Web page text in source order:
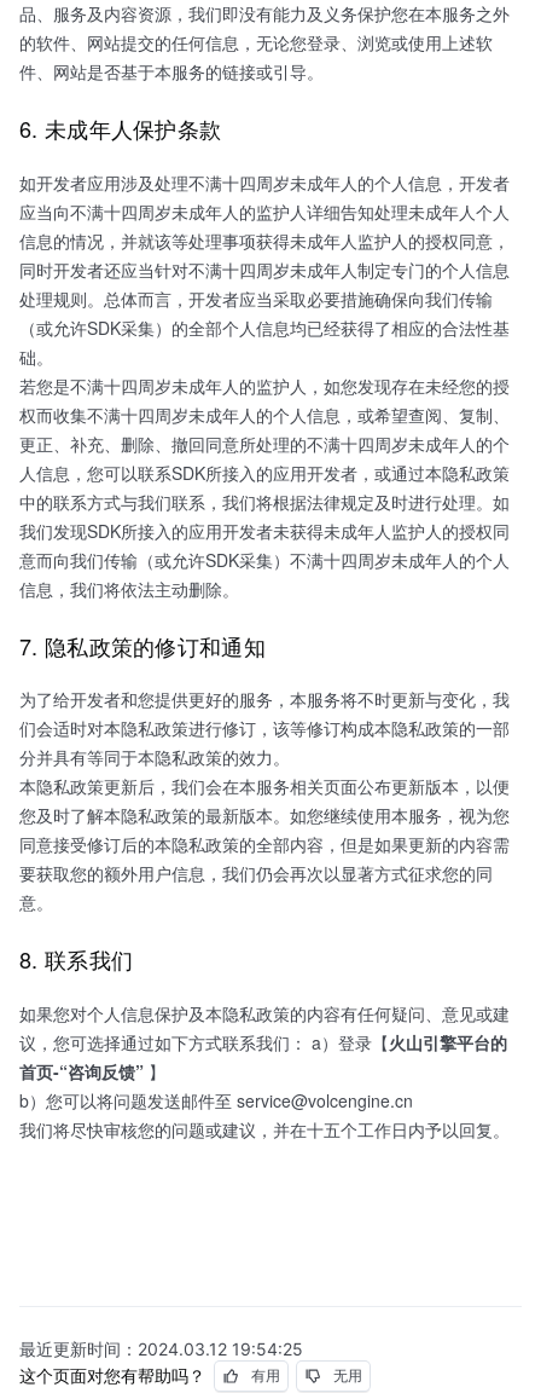
品、服务及内容资源，我们即没有能力及义务保护您在本服务之外
的软件、网站提交的任何信息，无论您登录、浏览或使用上述软
件、网站是否基于本服务的链接或引导。
6. 未成年人保护条款
如开发者应用涉及处理不满十四周岁未成年人的个人信息，开发者
应当向不满十四周岁未成年人的监护人详细告知处理未成年人个人
信息的情况，并就该等处理事项获得未成年人监护人的授权同意，
同时开发者还应当针对不满十四周岁未成年人制定专门的个人信息
处理规则。总体而言，开发者应当采取必要措施确保向我们传输
（或允许SDK采集）的全部个人信息均已经获得了相应的合法性基
础。
若您是不满十四周岁未成年人的监护人，如您发现存在未经您的授
权而收集不满十四周岁未成年人的个人信息，或希望查阅、复制、
更正、补充、删除、撤回同意所处理的不满十四周岁未成年人的个
人信息，您可以联系SDK所接入的应用开发者，或通过本隐私政策
中的联系方式与我们联系，我们将根据法律规定及时进行处理。如
我们发现SDK所接入的应用开发者未获得未成年人监护人的授权同
意而向我们传输（或允许SDK采集）不满十四周岁未成年人的个人
信息，我们将依法主动删除。
7. 隐私政策的修订和通知
为了给开发者和您提供更好的服务，本服务将不时更新与变化，我
们会适时对本隐私政策进行修订，该等修订构成本隐私政策的一部
分并具有等同于本隐私政策的效力。
本隐私政策更新后，我们会在本服务相关页面公布更新版本，以便
您及时了解本隐私政策的最新版本。如您继续使用本服务，视为您
同意接受修订后的本隐私政策的全部内容，但是如果更新的内容需
要获取您的额外用户信息，我们仍会再次以显著方式征求您的同
意。
8. 联系我们
如果您对个人信息保护及本隐私政策的内容有任何疑问、意见或建
议，您可选择通过如下方式联系我们： a）登录【火山引擎平台的
首页-“咨询反馈” 】
b）您可以将问题发送邮件至 service@volcengine.cn
我们将尽快审核您的问题或建议，并在十五个工作日内予以回复。
最近更新时间： 2024.03.12 19:54:25
这个页面对您有帮助吗？
有用 无用